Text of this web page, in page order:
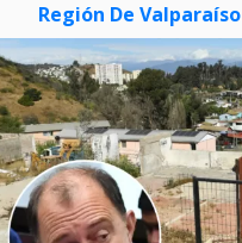
Región De Valparaíso